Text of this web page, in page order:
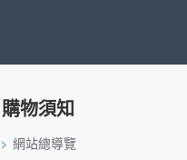
購物須知
網站總導覽